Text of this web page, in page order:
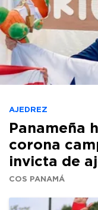
AJEDREZ
Panameña
corona
invicta de
COS PANAMÁ